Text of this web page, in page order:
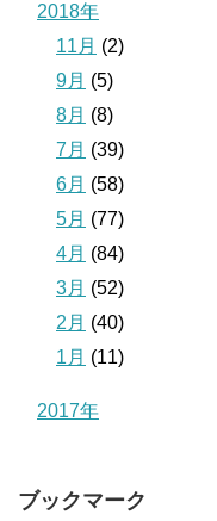
2018年
11月 (2)
9月 (5)
8月 (8)
7月 (39)
6月 (58)
5月 (77)
4月 (84)
3月 (52)
2月 (40)
1月 (11)
2017年
ブックマーク